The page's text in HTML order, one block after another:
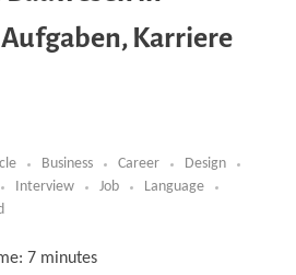
Materials
&
& Modern
Design
Interior Design &
for Startups & Scaleups
& Internships
Representative or
Karriere
Business Career
Design
Interview Job
Language
7 minutes